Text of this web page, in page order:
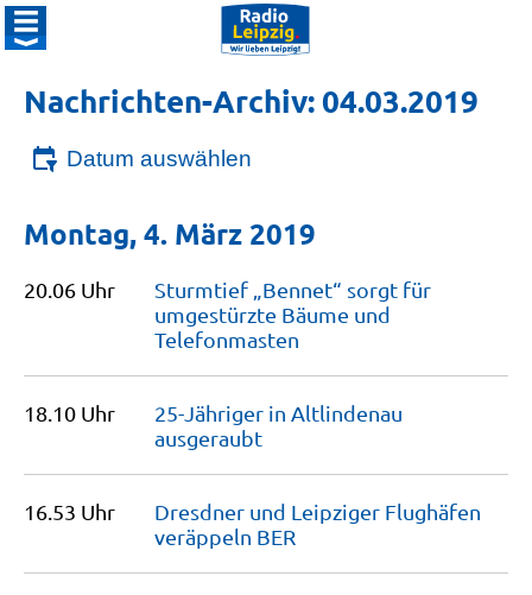
Nachrichten-Archiv: 04.03.2019
Datum auswählen
Montag, 4. März 2019
20.06 Uhr
Sturmtief „Bennet“ sorgt für
umgestürzte Bäume und
Telefonmasten
18.10 Uhr
25-Jähriger in Altlindenau
ausgeraubt
16.53 Uhr
Dresdner und Leipziger Flughäfen
veräppeln BER